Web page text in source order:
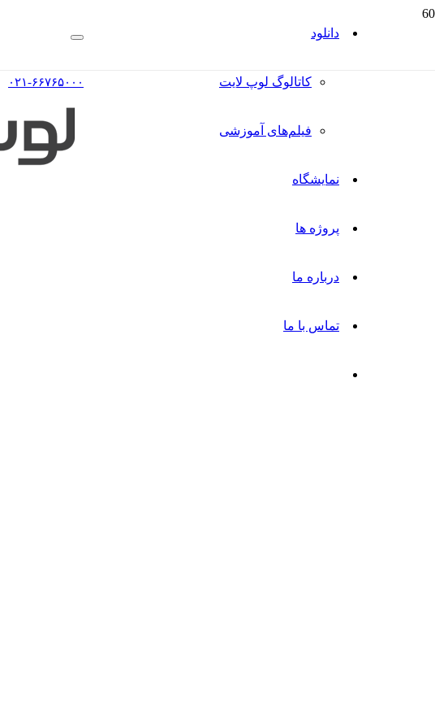
دانلود
کاتالوگ‌ لوپ لایت
فیلم‌های آموزشی
نمایشگاه
پروژه ها
درباره ما
تماس با ما
۰۲۱-۶۶۷۶۵۰۰۰